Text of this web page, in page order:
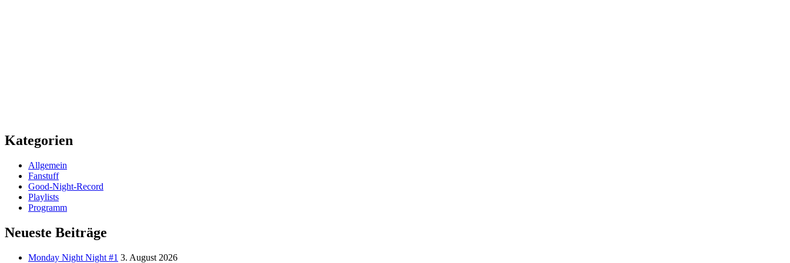
Kategorien
Allgemein
Fanstuff
Good-Night-Record
Playlists
Programm
Neueste Beiträge
Monday Night Night #1 3. August 2026